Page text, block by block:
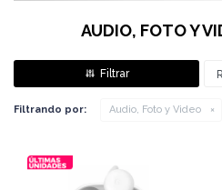
AUDIO, FOTO Y
Filtrando por: Audio, Foto y Video